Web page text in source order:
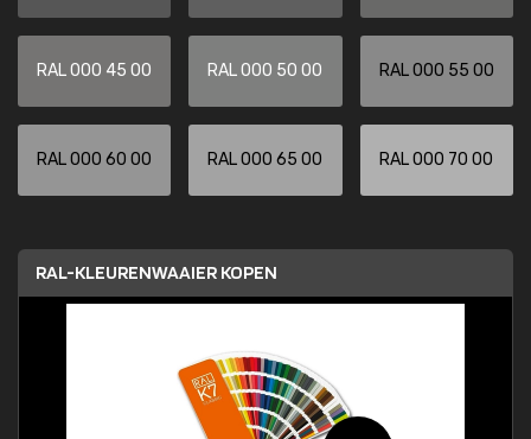
RAL 000 45 00 RAL 000 50 00 RAL 000 55 00
RAL 000 60 00 RAL 000 65 00 RAL 000 70 00
RAL-KLEURENWAAIER KOPEN